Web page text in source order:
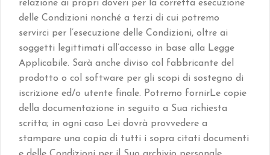
relazione ai propri doveri per la corretta esecuzione
delle Condizioni nonché a terzi di cui potremo
servirci per l’esecuzione delle Condizioni, oltre ai
soggetti legittimati all’accesso in base alla Legge
Applicabile. Sarà anche diviso col fabbricante del
prodotto o col software per gli scopi di sostegno di
iscrizione ed/o utente finale. Potremo fornirLe copie
della documentazione in seguito a Sua richiesta
scritta; in ogni caso Lei dovrà provvedere a
stampare una copia di tutti i sopra citati documenti